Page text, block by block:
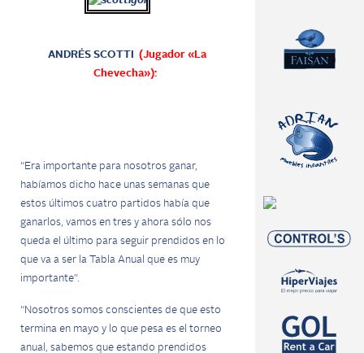
ANDRÉS SCOTTI(Jugador «La
Chevecha»):
“Era importante para nosotros ganar,
habíamos dicho hace unas semanas que
estos últimos cuatro partidos había que
ganarlos, vamos en tres y ahora sólo nos
queda el último para seguir prendidos en lo
que va a ser la Tabla Anual que es muy
importante”.
“Nosotros somos conscientes de que esto
termina en mayo y lo que pesa es el torneo
anual, sabemos que estando prendidos